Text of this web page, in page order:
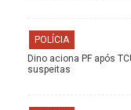
POLÍCIA
Dino aciona PF após
suspeitas